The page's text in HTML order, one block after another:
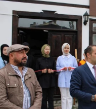
EĞİTİM
İLÇELER
OTOPARK
TEKNOLOJİ
Haber Arşivi